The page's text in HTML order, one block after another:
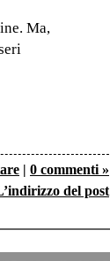
Ma,
| 0 commenti »
del post